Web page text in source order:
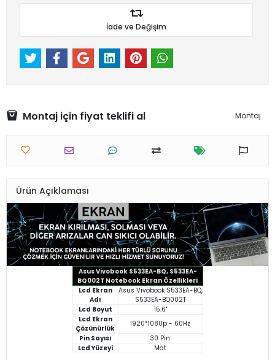
İade ve Değişim
Montaj için fiyat teklifi al Montaj
Ürün Açıklaması
Asus Vivobook S533EA-BQ, S533EA-
BQ002T Notebook Ekran Özellikleri
Lcd Ekran
Adı
Asus Vivobook S533EA-BQ,
S533EA-BQ002T
Lcd Boyut
15.6"
Lcd Ekran
Çözünürlük
1920*1080p - 60Hz
Pin Sayısı
30 Pin
Lcd Yüzeyi
Mat